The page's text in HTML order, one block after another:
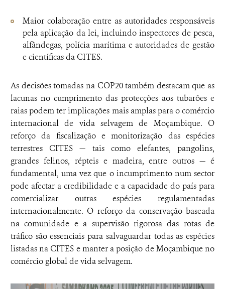
Maior colaboração entre as autoridades responsáveis
pela aplicação da lei, incluindo inspectores de pesca,
alfândegas, polícia marítima e autoridades de gestão
e científicas da CITES.
As decisões tomadas na COP20 também destacam que as
lacunas no cumprimento das protecções aos tubarões e
raias podem ter implicações mais amplas para o comércio
internacional de vida selvagem de Moçambique. O
reforço da fiscalização e monitorização das espécies
terrestres CITES — tais como elefantes, pangolins,
grandes felinos, répteis e madeira, entre outros — é
fundamental, uma vez que o incumprimento num sector
pode afectar a credibilidade e a capacidade do país para
comercializar outras espécies regulamentadas
internacionalmente. O reforço da conservação baseada
na comunidade e a supervisão rigorosa das rotas de
tráfico são essenciais para salvaguardar todas as espécies
listadas na CITES e manter a posição de Moçambique no
comércio global de vida selvagem.